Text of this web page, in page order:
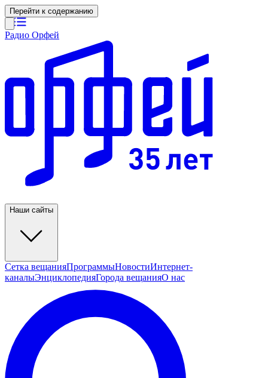
Перейти к содержанию
Радио Орфей
Наши сайты
Сетка вещанияПрограммыНовостиИнтернет-
каналыЭнциклопедияГорода вещанияО нас